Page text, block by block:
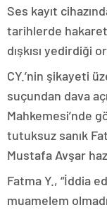
Ses kayıt
tarihlerde
dışkısı yedirdiği
CY.’nin şikayeti
suçundan dava
Mahkemesi’nde
tutuksuz sanık
Mustafa Avşar
Fatma Y., “İddia
muamelem